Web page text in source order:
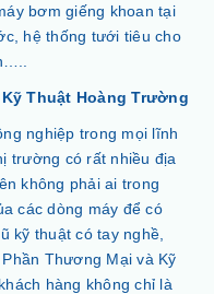
bơm giếng khoan tại
hệ thống tưới tiêu cho
Thuật Hoàng Trường
nghiệp trong mọi lĩnh
trường có rất nhiều địa
không phải ai trong
các dòng máy để có
kỹ thuật có tay nghề,
Thương Mại và Kỹ
hàng không chỉ là